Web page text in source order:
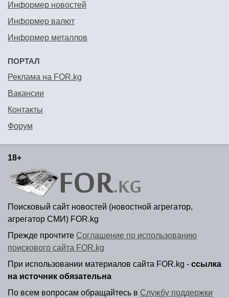
Информер новостей
Информер валют
Информер металлов
ПОРТАЛ
Реклама на FOR.kg
Вакансии
Контакты
Форум
18+
Поисковый сайт новостей (новостной агрегатор,
агрегатор СМИ) FOR.kg
Прежде прочтите Соглашение по использованию
поискового сайта FOR.kg
При использовании материалов сайта FOR.kg - ссылка
на источник обязательна
По всем вопросам обращайтесь в Службу поддержки